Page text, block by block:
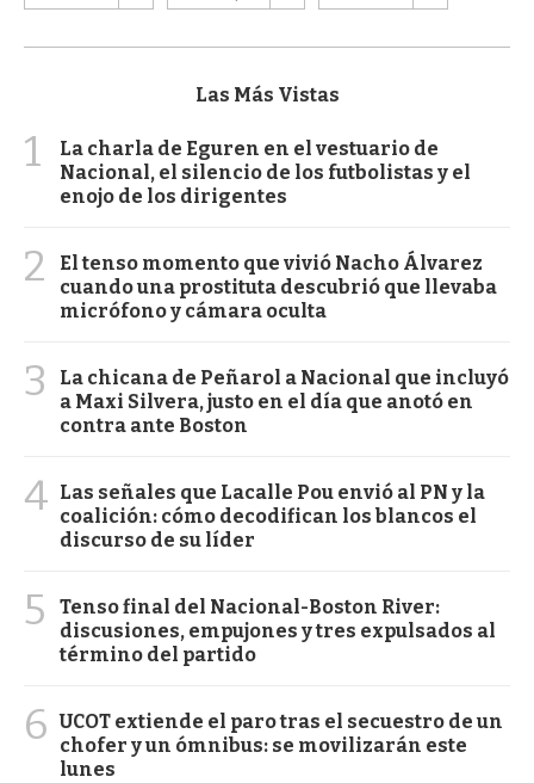
Las Más Vistas
1
La charla de Eguren en el vestuario de
Nacional, el silencio de los futbolistas y el
enojo de los dirigentes
2
El tenso momento que vivió Nacho Álvarez
cuando una prostituta descubrió que llevaba
micrófono y cámara oculta
3
La chicana de Peñarol a Nacional que incluyó
a Maxi Silvera, justo en el día que anotó en
contra ante Boston
4 Las señales que Lacalle Pou envió al PN y la
coalición: cómo decodifican los blancos el
discurso de su líder
5
Tenso final del Nacional-Boston River:
discusiones, empujones y tres expulsados al
término del partido
6 UCOT extiende el paro tras el secuestro de un
chofer y un ómnibus: se movilizarán este
lunes